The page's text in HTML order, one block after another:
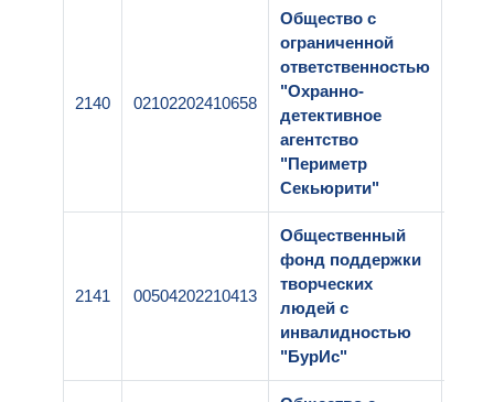
2140 02102202410658
Общество с
ограниченной
ответственностью
"Охранно-
детективное
агентство
"Периметр
Секьюрити"
2141 00504202210413
Общественный
фонд поддержки
творческих
людей с
инвалидностью
"БурИс"